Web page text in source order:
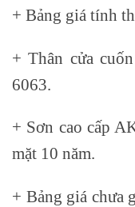
+ Bảng giá tính
+ Thân cửa
6063.
+ Sơn cao cấp
mặt 10 năm.
+ Bảng giá chưa